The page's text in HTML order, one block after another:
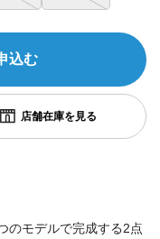
込む
のモデルで完成する2点